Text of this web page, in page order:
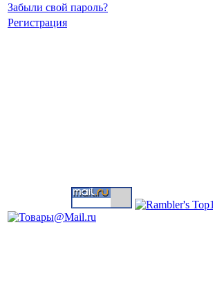
Забыли свой пароль?
Регистрация